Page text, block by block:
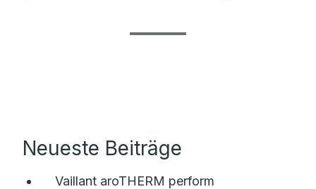
Neueste Beiträge
Vaillant aroTHERM perform